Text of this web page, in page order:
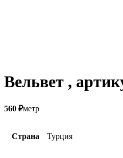
Вельвет ,
560 ₽метр
Страна Турция